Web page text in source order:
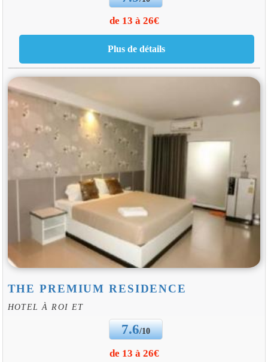
de 13 à 26€
THE PREMIUM RESIDENCE
HOTEL À ROI ET
7.6/10
de 13 à 26€